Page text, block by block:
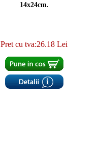
14x24cm.
Pret cu tva:26.18 Lei